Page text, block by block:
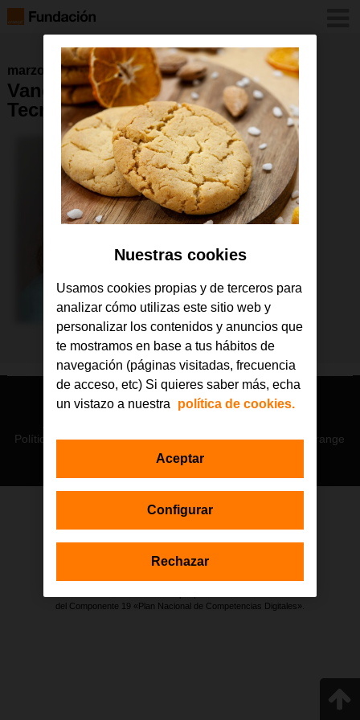
marzo 2023
Vanessa Escrivá Premio Mujer y
Tecnología
© Orange 2026
Política de privacidad
Política de cookies Aviso legal Orange
impulsada por Red.es, Ministerio para la Transformación Digital y de
la Función Pública a través de la Secretaría de Estado de
Recuperación, Transformación y Resiliencia a través de los fondos
del Componente 19 «Plan Nacional de Competencias Digitales».
Nuestras cookies
Usamos cookies propias y de terceros para
analizar cómo utilizas este sitio web y
personalizar los contenidos y anuncios que
te mostramos en base a tus hábitos de
navegación (páginas visitadas, frecuencia
de acceso, etc) Si quieres saber más, echa
un vistazo a nuestra
política de cookies.
Configurar
Rechazar
Aceptar